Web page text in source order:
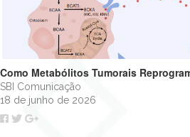
SBI Comunicação
18 de junho de 2026